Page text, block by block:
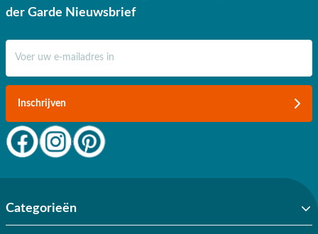
der Garde Nieuwsbrief
Inschrijven
Categorieën